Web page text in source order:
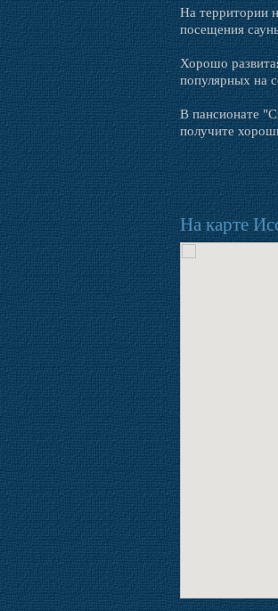
На территории
посещения
Хорошо
популярных на
В пансионате
получите
На карте